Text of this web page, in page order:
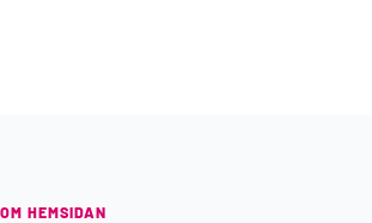
OM HEMSIDAN